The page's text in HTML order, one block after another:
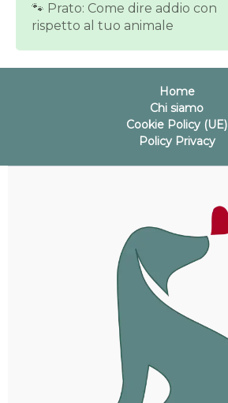
🐾 Prato: Come dire addio con
rispetto al tuo animale
Home
Chi siamo
Cookie Policy (UE)
Policy Privacy